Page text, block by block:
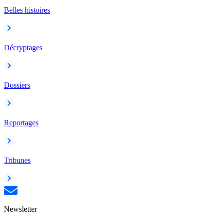
Belles histoires
Décryptages
Dossiers
Reportages
Tribunes
Newsletter